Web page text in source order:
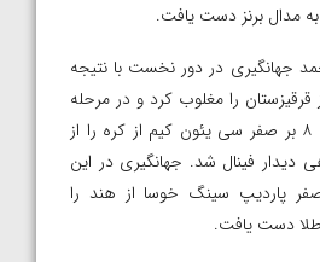
محمد جهانگیری در دور نخست با نتیجه
از قرقیزستان را مغلوب کرد و در مرحله
نیمه نهایی نیز با نتیجه ۸ بر صفر سی یئون کیم از کره را از
فینال شد. جهانگیری در این
با نتیجه ۸ بر صفر پاردیپ سینگ خوسا از هند را
دست یافت.